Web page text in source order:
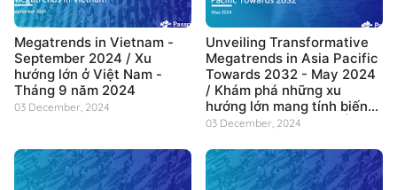
Megatrends in Vietnam -
September 2024 / Xu
hướng lớn ở Việt Nam -
Tháng 9 năm 2024
03 December, 2024
Unveiling Transformative
Megatrends in Asia Pacific
Towards 2032 - May 2024
/ Khám phá những xu
hướng lớn mang tính biến
đổi tại khu vực Châu Á Thái
2032 - Tháng 5 năm 2024
03 December, 2024